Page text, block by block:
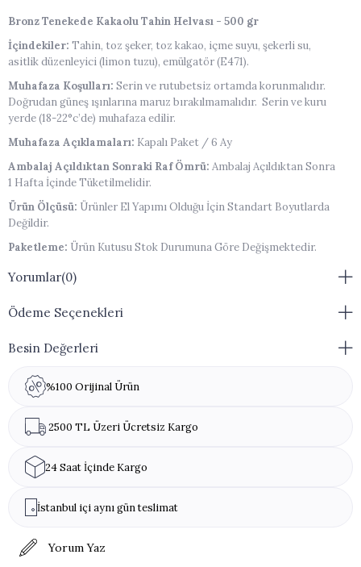
Bronz Tenekede Kakaolu Tahin Helvası - 500 gr
İçindekiler: Tahin, toz şeker, toz kakao, içme suyu, şekerli su,
asitlik düzenleyici (limon tuzu), emülgatör (E471).
Muhafaza Koşulları: Serin ve rutubetsiz ortamda korunmalıdır.
Doğrudan güneş ışınlarına maruz bırakılmamalıdır. Serin ve kuru
yerde (18-22°c’de) muhafaza edilir.
Muhafaza Açıklamaları: Kapalı Paket / 6 Ay
Ambalaj Açıldıktan Sonraki Raf Ömrü: Ambalaj Açıldıktan Sonra
1 Hafta İçinde Tüketilmelidir.
Ürün Ölçüsü: Ürünler El Yapımı Olduğu İçin Standart Boyutlarda
Değildir.
Paketleme: Ürün Kutusu Stok Durumuna Göre Değişmektedir.
Alerjen Uyarısı:
ürün, eser miktarda fındık, ceviz ve badem içerebilir.
Yorumlar(0)
Ödeme Seçenekleri
Besin Değerleri
%100 Orijinal Ürün
2500 TL Üzeri Ücretsiz Kargo
24 Saat İçinde Kargo
İstanbul içi aynı gün teslimat
Yorum Yaz